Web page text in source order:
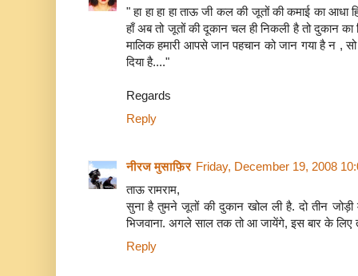
" हा हा हा हा ताऊ जी कल की जूतों की कमाई का आधा
हाँ अब तो जूतों की दूकान चल ही निकली है तो दुकान का
मालिक हमारी आपसे जान पहचान को जान गया है न ,
दिया है...."
Regards
Reply
नीरज मुसाफ़िर Friday, December 19, 2008
ताऊ रामराम,
सुना है तुमने जूतों की दुकान खोल ली है. दो तीन जोड़ी
भिजवाना. अगले साल तक तो आ जायेंगे, इस बार के लिए
Reply